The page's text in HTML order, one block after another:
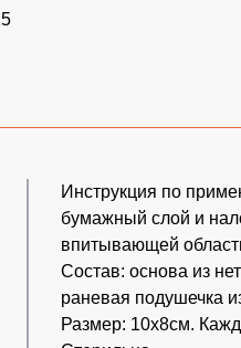
Инструкция по
бумажный слой и
впитывающей
Состав: основа из
раневая подушечка
Размер: 10x8см.